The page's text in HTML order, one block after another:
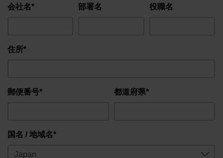
会社名* 部署名 役職名
住所*
郵便番号* 都道府県*
国名 / 地域名*